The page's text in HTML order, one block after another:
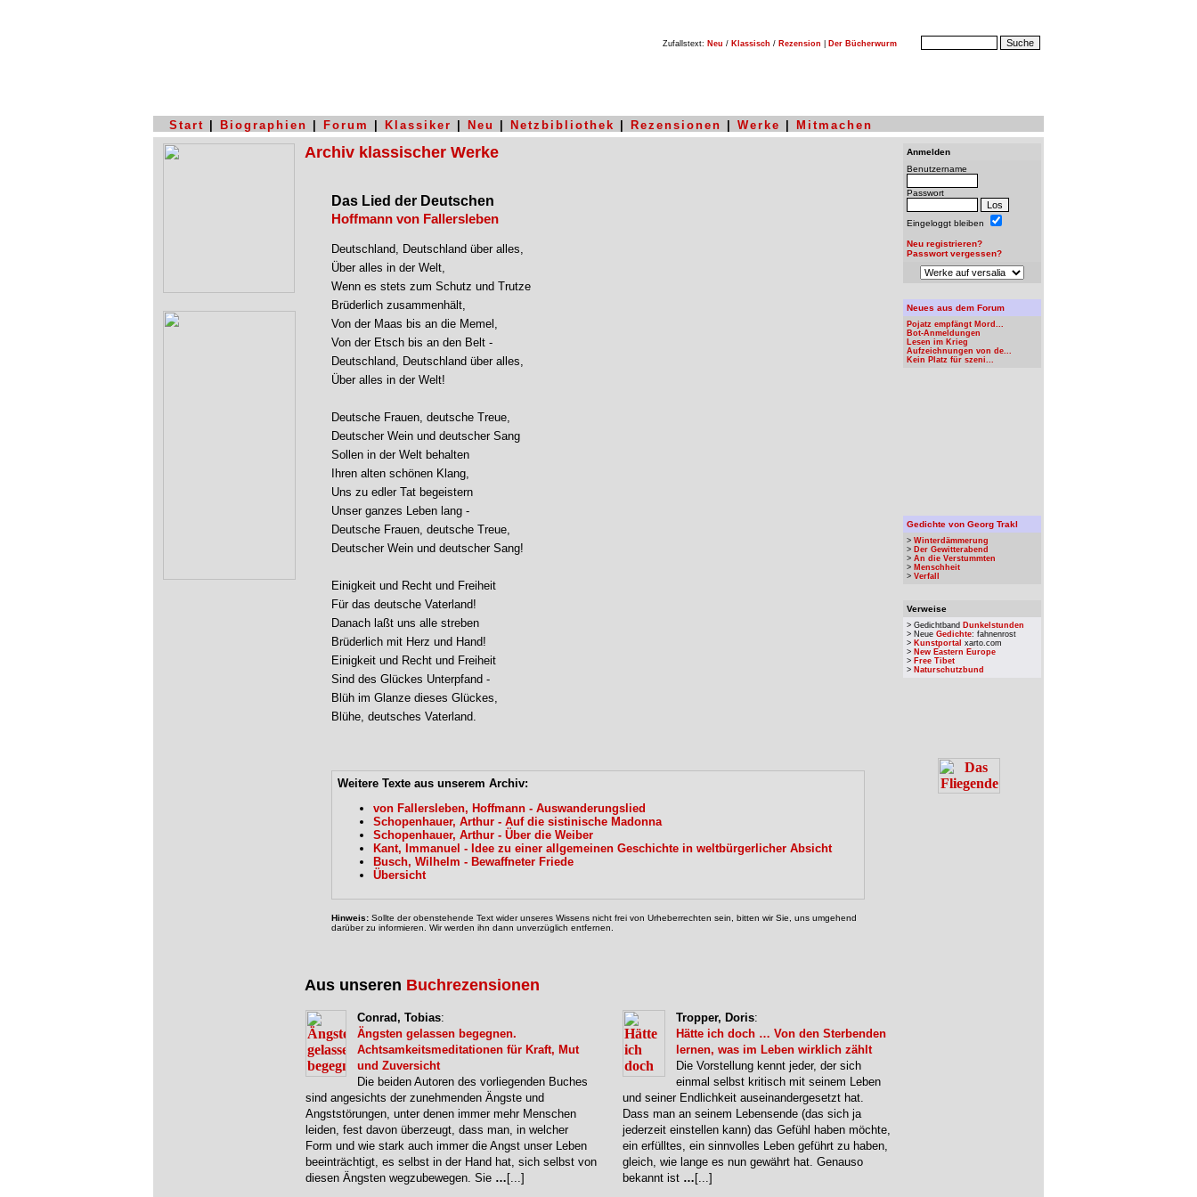
Zufallstext: Neu / Klassisch / Rezension Der Bücherwurm
Start Biographien Forum Klassiker Neu Netzbibliothek Rezensionen Werke Mitmachen
Archiv klassischer Werke
Das Lied der Deutschen
Hoffmann von Fallersleben
Deutschland, Deutschland über alles,
Über alles in der Welt,
Wenn es stets zum Schutz und Trutze
Brüderlich zusammenhält,
Von der Maas bis an die Memel,
Von der Etsch bis an den Belt -
Deutschland, Deutschland über alles,
Über alles in der Welt!
Deutsche Frauen, deutsche Treue,
Deutscher Wein und deutscher Sang
Sollen in der Welt behalten
Ihren alten schönen Klang,
Uns zu edler Tat begeistern
Unser ganzes Leben lang -
Deutsche Frauen, deutsche Treue,
Deutscher Wein und deutscher Sang!
Einigkeit und Recht und Freiheit
Für das deutsche Vaterland!
Danach laßt uns alle streben
Brüderlich mit Herz und Hand!
Einigkeit und Recht und Freiheit
Sind des Glückes Unterpfand -
Blüh im Glanze dieses Glückes,
Blühe, deutsches Vaterland.
Weitere Texte aus unserem Archiv:
von Fallersleben, Hoffmann - Auswanderungslied
Schopenhauer, Arthur - Auf die sistinische Madonna
Schopenhauer, Arthur - Über die Weiber
Kant, Immanuel - Idee zu einer allgemeinen Geschichte in weltbürgerlicher Absicht
Busch, Wilhelm - Bewaffneter Friede
Übersicht
Hinweis: Sollte der obenstehende Text wider unseres Wissens nicht frei von Urheberrechten sein, bitten wir Sie, uns umgehend
darüber zu informieren. Wir werden ihn dann unverzüglich entfernen.
Aus unseren Buchrezensionen
Conrad, Tobias:
Ängsten gelassen begegnen.
Achtsamkeitsmeditationen für Kraft, Mut
und Zuversicht
Die beiden Autoren des vorliegenden Buches
sind angesichts der zunehmenden Ängste und
Angststörungen, unter denen immer mehr Menschen
leiden, fest davon überzeugt, dass man, in welcher
Form und wie stark auch immer die Angst unser Leben
beeinträchtigt, es selbst in der Hand hat, sich selbst von
diesen Ängsten wegzubewegen. Sie … [...]
Tropper, Doris:
Hätte ich doch … Von den Sterbenden
lernen, was im Leben wirklich zählt
Die Vorstellung kennt jeder, der sich
einmal selbst kritisch mit seinem Leben
und seiner Endlichkeit auseinandergesetzt hat.
Dass man an seinem Lebensende (das sich ja
jederzeit einstellen kann) das Gefühl haben möchte,
ein erfülltes, ein sinnvolles Leben geführt zu haben,
gleich, wie lange es nun gewährt hat. Genauso
bekannt ist … [...]
Anmelden
Benutzername
Passwort
Eingeloggt bleiben
Neu registrieren?
Passwort vergessen?
Neues aus dem Forum
Pojatz empfängt Mord...
Bot-Anmeldungen
Lesen im Krieg
Aufzeichnungen von de...
Kein Platz für szeni...
Gedichte von Georg Trakl
> Winterdämmerung
> Der Gewitterabend
> An die Verstummten
> Menschheit
> Verfall
Verweise
> Gedichtband Dunkelstunden
> Neue Gedichte: fahnenrost
> Kunstportal xarto.com
> New Eastern Europe
> Free Tibet
> Naturschutzbund